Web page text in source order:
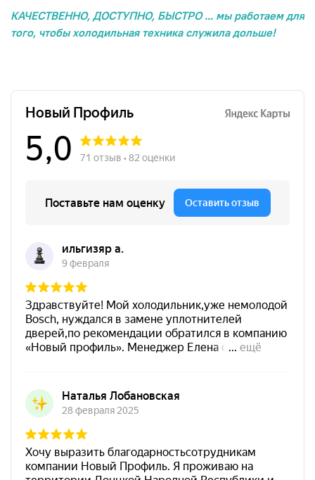
КАЧЕСТВЕННО, ДОСТУПНО, БЫСТРО ... мы работаем для
того, чтобы холодильная техника служила дольше!